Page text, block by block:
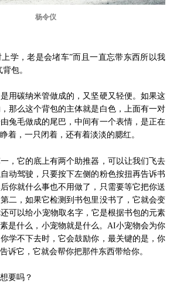
杨令仪
学，老是会堵车”而且一直忘带东西所以我
包。
用碳纳米管做成的，又坚硬又轻便。如果这
那么这个背包的主体就是白色，上面有一对
兔毛做成的尾巴，中间有一个表情，是正在
着，一只闭着，还有着淡淡的腮红。
，它的底上有两个助推器，可以让我们飞去
动驾驶，只要按下左侧的粉色按扭再告诉书
你就什么事也不用做了，只需要等它把你送
二，如果它检测到书包里没书了，它就会变
可以给小宠物取名字，它是根据书包的元素
是什么，小宠物就是什么。AI小宠物会为你
学不下去时，它会鼓励你，最关键的是，你
诉它，它就会帮你把那件东西带给你。
要吗？